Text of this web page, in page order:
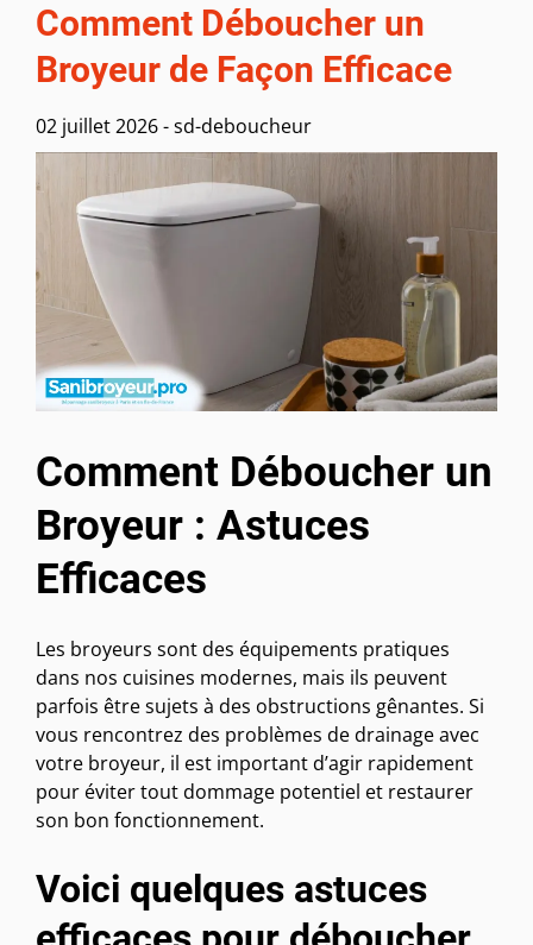
Comment Déboucher un
Broyeur de Façon Efficace
02 juillet 2026-sd-deboucheur
Comment Déboucher un
Broyeur : Astuces
Efficaces
Les broyeurs sont des équipements pratiques
dans nos cuisines modernes, mais ils peuvent
parfois être sujets à des obstructions gênantes. Si
vous rencontrez des problèmes de drainage avec
votre broyeur, il est important d’agir rapidement
pour éviter tout dommage potentiel et restaurer
son bon fonctionnement.
Voici quelques astuces